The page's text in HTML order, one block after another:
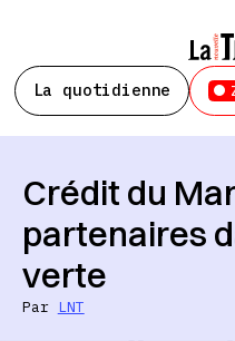
La quotidienne
Crédit du
partenaires
verte
Par LNT